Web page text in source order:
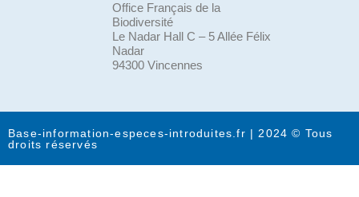
Office Français de la
Biodiversité
Le Nadar Hall C – 5 Allée Félix
Nadar
94300 Vincennes
Base-information-especes-introduites.fr | 2024 © Tous
droits réservés